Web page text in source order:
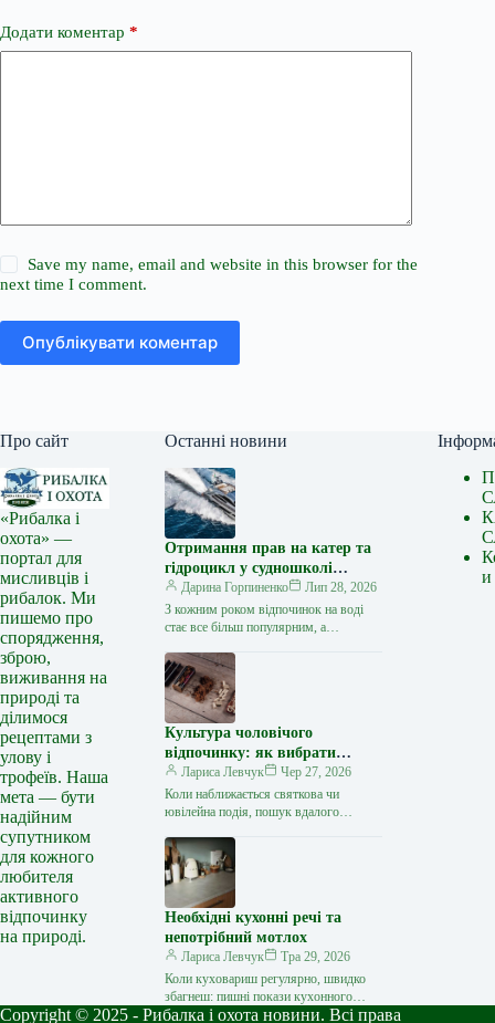
Додати коментар *
Save my name, email and website in this browser for the
next time I comment.
Опублікувати коментар
Про сайт
«Рибалка і
охота» —
портал для
мисливців і
рибалок. Ми
пишемо про
спорядження,
зброю,
виживання на
природі та
ділимося
рецептами з
улову і
трофеїв. Наша
мета — бути
надійним
супутником
для кожного
любителя
активного
відпочинку
на природі.
Останні новини
Отримання прав на катер та
гідроцикл у судношколі
«Либідь-А»: від теорії до
іспиту
Дарина Горпиненко
Лип 28, 2026
З кожним роком відпочинок на воді
стає все більш популярним, а
чи гідроциклом відкриває нові
горизонти…
Культура чоловічого
відпочинку: як вибрати
стильний та корисний
подарунок
Лариса Левчук
Чер 27, 2026
Коли наближається святкова чи
ювілейна подія, пошук вдалого
близької людини нерідко
перетворюється на складне завдання.
…
Необхідні кухонні речі та
непотрібний мотлох
Лариса Левчук
Тра 29, 2026
Коли куховариш регулярно, швидко
збагнеш: пишні покази кухонного
начиння – то зайве. Зібрала відвертий
и
Copyright © 2025 - Рибалка і охота новини. Всі права